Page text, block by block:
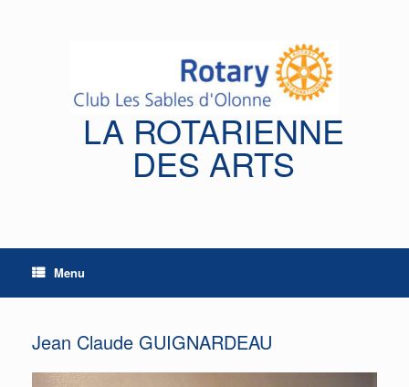
LA ROTARIENNE
DES ARTS
Menu
Jean Claude GUIGNARDEAU